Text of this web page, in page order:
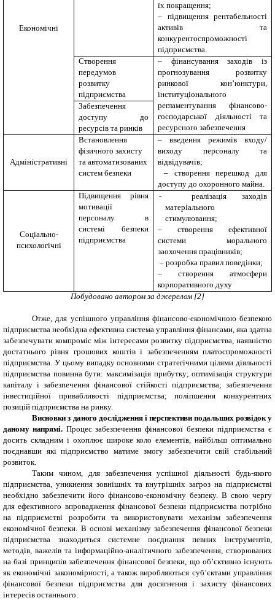
Економічні
їх покращення;
– підвищення рентабельності
активів та
конкурентоспроможності
підприємства.
Створення
передумов
розвитку
підприємства
– фінансування заходів із
прогнозування розвитку
ринкової кон’юнктури,
інституціонального
регламентування фінансово-
господарської діяльності та
ресурсного забезпечення
Забезпечення
доступу до
ресурсів та ринків
Адміністративні
Встановлення
фізичного захисту
та автоматизованих
систем безпеки
– введення режимів входу/
виходу персоналу та
відвідувачів;
– створення перешкод для
доступу до охоронного майна
Соціально-
психологічні
Підвищення рівня
мотивації
персоналу в
системі безпеки
підприємства
-
реалізація заходів
матеріального
стимулювання;
– створення ефективної
системи морального
заохочення працівників;
– розробка правил поведінки;
– створення атмосфери
корпоративного духу
Побудовано автором за джерелом [2]
Отже, для успішного управління фінансово-економічною безпекою
підприємства необхідна ефективна система управління фінансами, яка здатна
забезпечувати компроміс між інтересами розвитку підприємства, наявністю
достатнього рівня грошових коштів і забезпеченням платоспроможності
підприємства. У цьому випадку основними стратегічними цілями діяльності
підприємства повинна бути: максимізація прибутку; оптимізація структури
капіталу і забезпечення фінансової стійкості підприємства; забезпечення
інвестиційної привабливості підприємства; поліпшення конкурентних
позицій підприємства на ринку.
Висновки з даного дослідження і перспективи подальших розвідок у
даному напрямі. Процес забезпечення фінансової безпеки підприємства є
досить складним і охоплює широке коло елементів, найбільш оптимально
поєднавши які підприємство матиме змогу забезпечити свій стабільний
розвиток.
Таким чином, для забезпечення успішної діяльності будь-якого
підприємства, уникнення зовнішніх та внутрішніх загроз на підприємстві
необхідно забезпечити його фінансово-економічну безпеку. В свою чергу
для ефективного впровадження фінансової безпеки підприємства потрібно
на підприємстві розробити та використовувати механізм забезпечення
економічної безпеки. В основі механізму забезпечення фінансової безпеки
підприємства знаходиться системне поєднання певних інструментів,
методів, важелів та інформаційно-аналітичного забезпечення, створюваних
на базі принципів забезпечення фінансової безпеки, що об’єктивно існують
як економічні закономірності, а також виробляються суб’єктами управління
фінансової безпеки підприємства для досягнення і захисту фінансових
інтересів останнього.